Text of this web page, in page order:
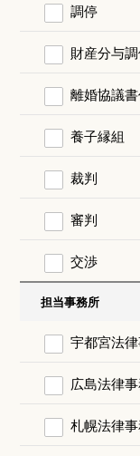
調停
財産分与
離婚協議
養子縁組
裁判
審判
交渉
担当事務所
宇都宮法
広島法律
札幌法律